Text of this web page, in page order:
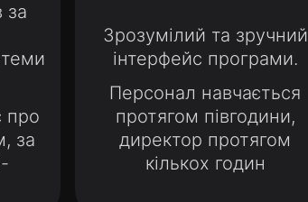
за
про
за
Зрозумілий та зручний
інтерфейс програми.
Персонал навчається
протягом півгодини,
директор протягом
кількох годин